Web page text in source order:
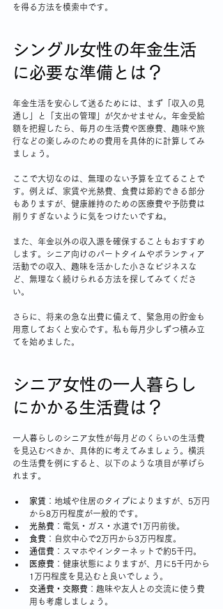
を得る方法を模索中です。
シングル女性の年金生活
に必要な準備とは？
年金生活を安心して送るためには、まず「収入の見
通し」と「支出の管理」が欠かせません。年金受給
額を把握したら、毎月の生活費や医療費、趣味や旅
行などの楽しみのための費用を具体的に計算してみ
ましょう。
ここで大切なのは、無理のない予算を立てることで
す。例えば、家賃や光熱費、食費は節約できる部分
もありますが、健康維持のための医療費や予防費は
削りすぎないように気をつけたいですね。
また、年金以外の収入源を確保することもおすすめ
します。シニア向けのパートタイムやボランティア
活動での収入、趣味を活かした小さなビジネスな
ど、無理なく続けられる方法を探してみてくださ
い。
さらに、将来の急な出費に備えて、緊急用の貯金も
用意しておくと安心です。私も毎月少しずつ積み立
てを始めました。
シニア女性の一人暮らし
にかかる生活費は？
一人暮らしのシニア女性が毎月どのくらいの生活費
を見込むべきか、具体的に考えてみましょう。横浜
の生活費を例にすると、以下のような項目が挙げら
れます。
家賃 ：地域や住居のタイプによりますが、5万円
から8万円程度が一般的です。
光熱費 ：電気・ガス・水道で1万円前後。
食費 ：自炊中心で2万円から3万円程度。
通信費 ：スマホやインターネットで約5千円。
医療費 ：健康状態によりますが、月に5千円から
1万円程度を見込むと良いでしょう。
交通費・交際費 ：趣味や友人との交流に使う費
用も考慮しましょう。